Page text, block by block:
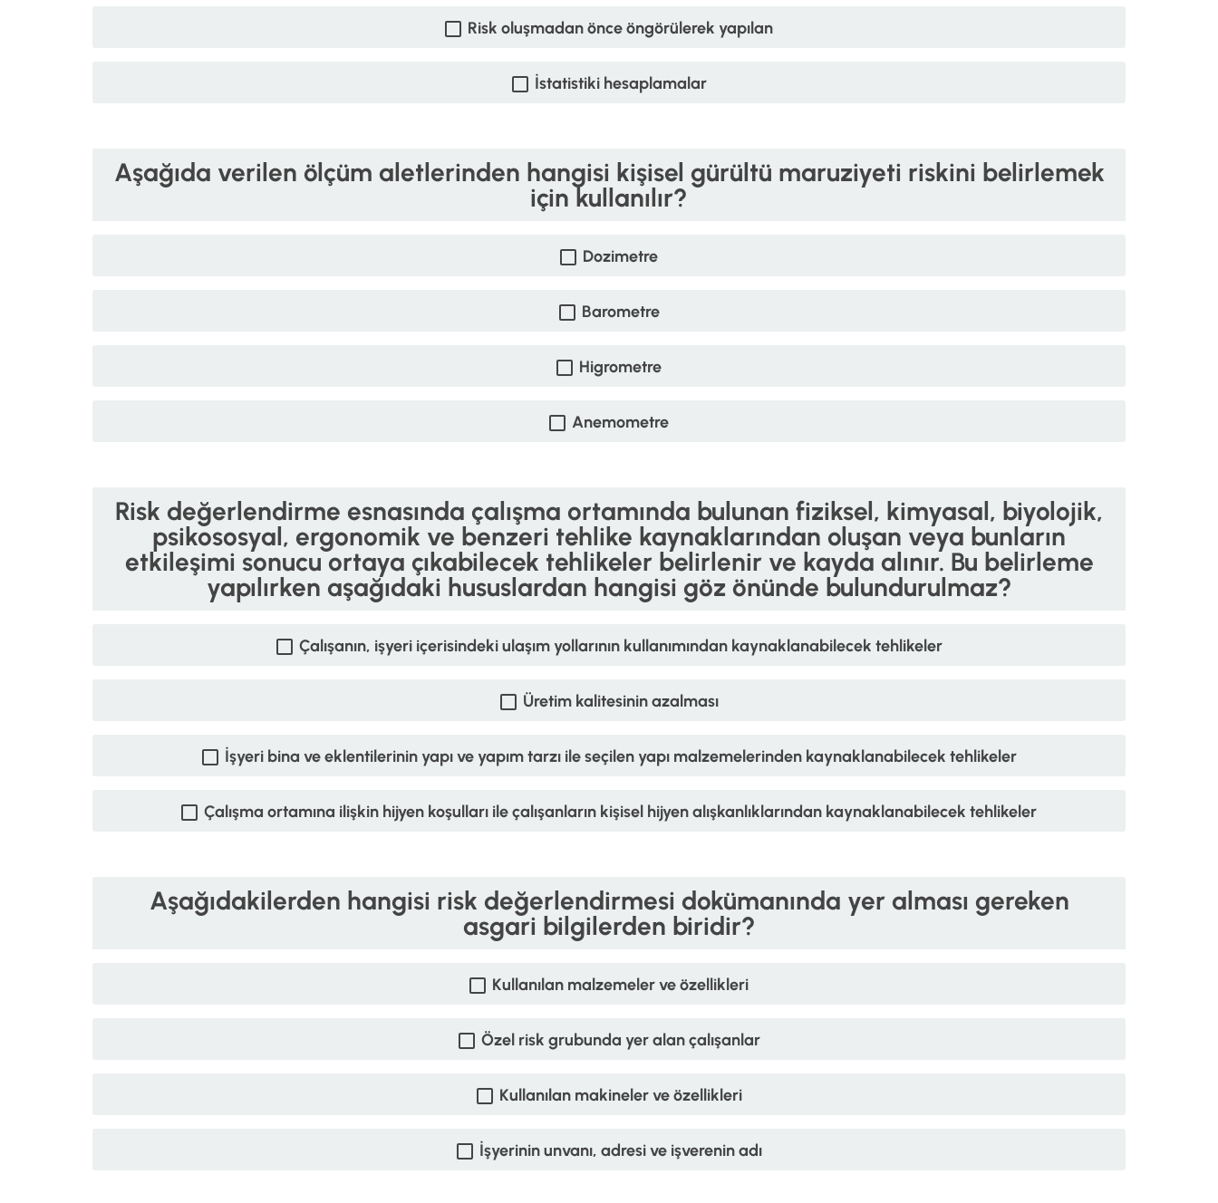
Risk oluşmadan önce öngörülerek yapılan
İstatistiki hesaplamalar
Aşağıda verilen ölçüm aletlerinden hangisi kişisel gürültü maruziyeti riskini belirlemek
için kullanılır?
Dozimetre
Barometre
Higrometre
Anemometre
Risk değerlendirme esnasında çalışma ortamında bulunan fiziksel, kimyasal, biyolojik,
psikososyal, ergonomik ve benzeri tehlike kaynaklarından oluşan veya bunların
etkileşimi sonucu ortaya çıkabilecek tehlikeler belirlenir ve kayda alınır. Bu belirleme
yapılırken aşağıdaki hususlardan hangisi göz önünde bulundurulmaz?
Çalışanın, işyeri içerisindeki ulaşım yollarının kullanımından kaynaklanabilecek tehlikeler
Üretim kalitesinin azalması
İşyeri bina ve eklentilerinin yapı ve yapım tarzı ile seçilen yapı malzemelerinden kaynaklanabilecek tehlikeler
Çalışma ortamına ilişkin hijyen koşulları ile çalışanların kişisel hijyen alışkanlıklarından kaynaklanabilecek tehlikeler
Aşağıdakilerden hangisi risk değerlendirmesi dokümanında yer alması gereken
asgari bilgilerden biridir?
Kullanılan malzemeler ve özellikleri
Özel risk grubunda yer alan çalışanlar
Kullanılan makineler ve özellikleri
İşyerinin unvanı, adresi ve işverenin adı